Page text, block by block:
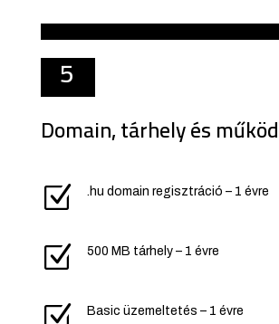
5
Domain, tárhely és
Z .hu domain regisztráció – 1 évre
Z 500 MB tárhely – 1 évre
Z Basic üzemeltetés – 1 évre